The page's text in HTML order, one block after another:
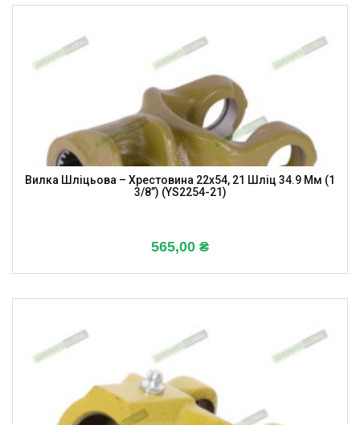
Вилка Шліцьова – Хрестовина 22х54, 21 Шліц 34.9 Мм (1
3/8”) (YS2254-21)
565,00 ₴